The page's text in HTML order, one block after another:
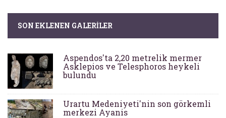
SON EKLENEN GALERILER
Aspendos'ta 2,20 metrelik mermer
Asklepios ve Telesphoros heykeli
bulundu
Urartu Medeniyeti'nin son görkemli
merkezi Ayanis